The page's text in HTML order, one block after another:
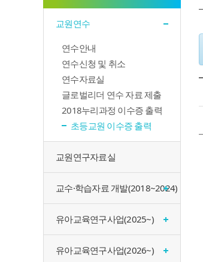
교원연수
연수안내
연수신청 및 취소
연수자료실
글로벌리더 연수 자료 제출
2018누리과정 이수증 출력
초등교원 이수증 출력
교원연구자료실
교수·학습자료 개발(2018~2024)
유아교육연구사업(2025~)
유아교육연구사업(2026~)